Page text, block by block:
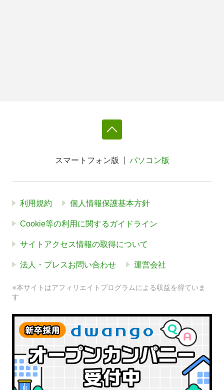
スマートフォン版 パソコン版
利用規約 個人情報保護基本方針
Cookie等の利用に関するガイドライン
サイトアクセス情報の取得について
法人・プレスお問い合わせ 運営会社
※本サイトはアフィリエイトプログラムによる収益を得ていま
す